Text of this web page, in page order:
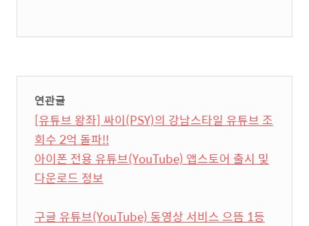
연관글
[유튜브 왕좌] 싸이(PSY)의 강남스타일 유튜브 조
회수 2억 돌파!!
아이폰 전용 유튜브(YouTube) 앱스토어 출시 및
다운로드 정보
구글 유튜브(YouTube) 동영상 서비스 으뜸 1등